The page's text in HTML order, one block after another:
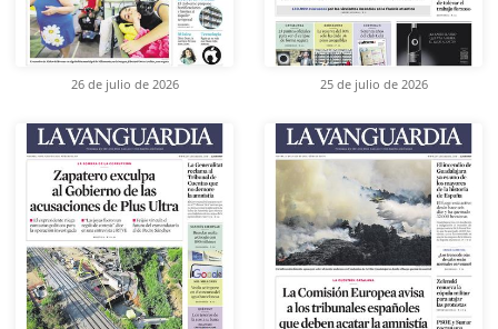
26 de julio de 2026 25 de julio de 2026